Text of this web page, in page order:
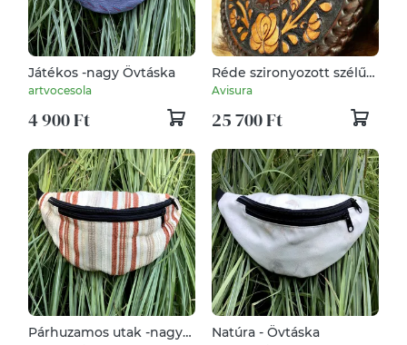
Játékos -nagy Övtáska
artvocesola
4 900 Ft
Réde szironyozott szélű
bőrtarsoly, rakamazi turul
virágmintával
Avisura
25 700 Ft
Párhuzamos utak -nagy
Natúra - Övtáska